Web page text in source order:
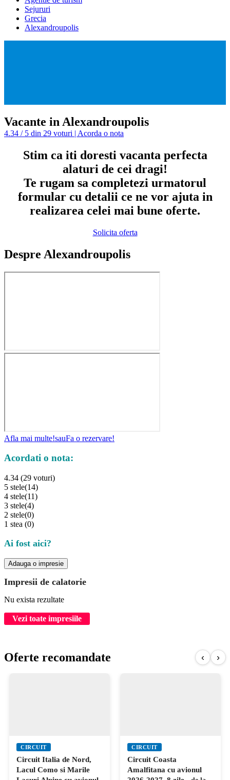
Sejururi
Grecia
Alexandroupolis
Vacante in Alexandroupolis
4.34 / 5 din 29 voturi | Acorda o nota
Stim ca iti doresti vacanta perfecta
alaturi de cei dragi!
Te rugam sa completezi urmatorul
formular cu detalii ce ne vor ajuta in
realizarea celei mai bune oferte.
Solicita oferta
Despre Alexandroupolis
Afla mai multe!sauFa o rezervare!
Acordati o nota:
4.34 (29 voturi)
5 stele(14)
4 stele(11)
3 stele(4)
2 stele(0)
1 stea (0)
Ai fost aici?
Adauga o impresie
Impresii de calatorie
Nu exista rezultate
Vezi toate impresiile
Oferte recomandate ‹ ›
CIRCUIT
Circuit Italia de Nord,
Lacul Como si Marile
CIRCUIT
Circuit Coasta
Amalfitana cu avionul